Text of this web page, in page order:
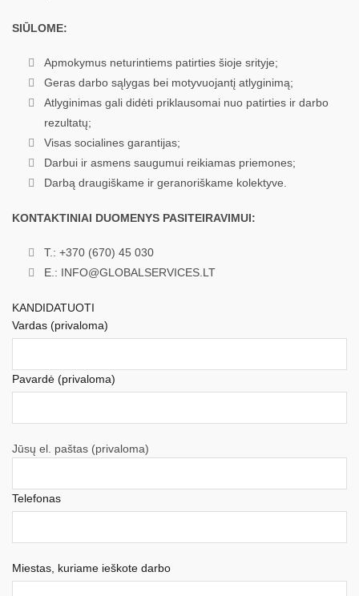
SIŪLOME:
Apmokymus neturintiems patirties šioje srityje;
Geras darbo sąlygas bei motyvuojantį atlyginimą;
Atlyginimas gali didėti priklausomai nuo patirties ir darbo
rezultatų;
Visas socialines garantijas;
Darbui ir asmens saugumui reikiamas priemones;
Darbą draugiškame ir geranoriškame kolektyve.
KONTAKTINIAI DUOMENYS PASITEIRAVIMUI:
T.: +370 (670) 45 030
E.: INFO@GLOBALSERVICES.LT
KANDIDATUOTI
Vardas (privaloma)
Pavardė (privaloma)
Jūsų el. paštas (privaloma)
Telefonas
Miestas, kuriame ieškote darbo